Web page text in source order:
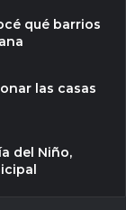
qué barrios
las casas
del Niño,